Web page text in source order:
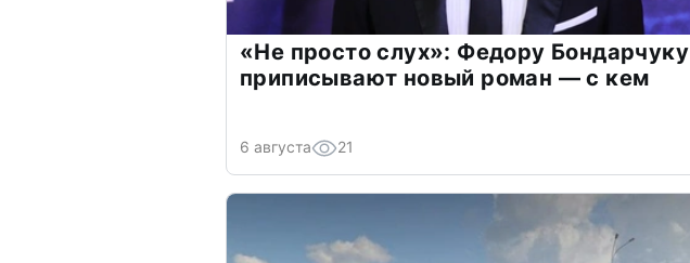
«Не просто слух»: Федору Бондарчуку
приписывают новый роман — с кем
6 августа 21